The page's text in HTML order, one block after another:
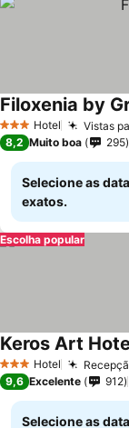
3 EstrelasHotel Vistas
Filoxenia by
8,2 Muito boa 295
Selecione as
exatos.
Escolha popular
3 EstrelasHotel
Keros Art
9,6 Excelente 912
Selecione as